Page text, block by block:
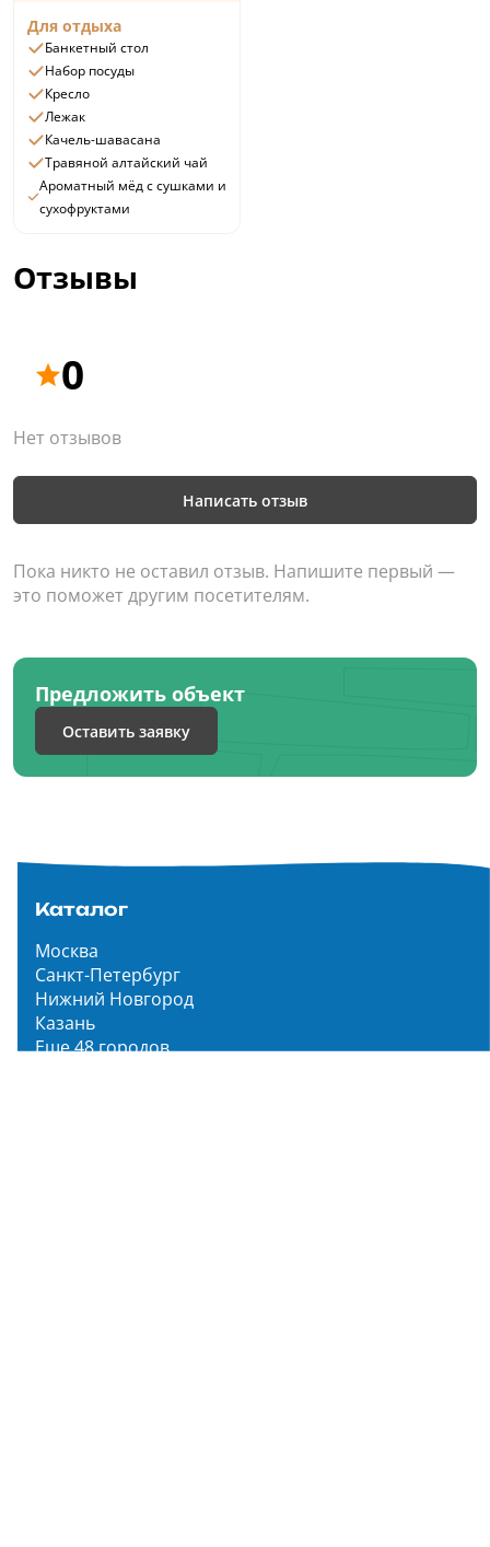
Для отдыха
Банкетный стол
Набор посуды
Кресло
Лежак
Качель-шавасана
Травяной алтайский чай
Ароматный мёд с сушками и
сухофруктами
Отзывы
0
Нет отзывов
Написать отзыв
Пока никто не оставил отзыв. Напишите первый —
это поможет другим посетителям.
Предложить объект
Оставить заявку
Каталог
Москва
Санкт-Петербург
Нижний Новгород
Казань
Еще 48 городов